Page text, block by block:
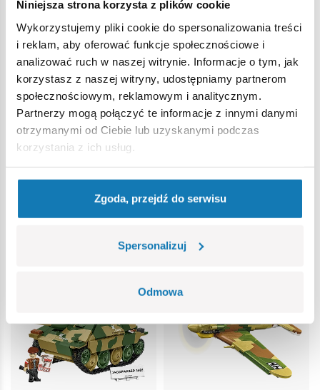
Niniejsza strona korzysta z plików cookie
Wykorzystujemy pliki cookie do spersonalizowania treści
i reklam, aby oferować funkcje społecznościowe i
analizować ruch w naszej witrynie. Informacje o tym, jak
korzystasz z naszej witryny, udostępniamy partnerom
społecznościowym, reklamowym i analitycznym.
Partnerzy mogą połączyć te informacje z innymi danymi
otrzymanymi od Ciebie lub uzyskanymi podczas
korzystania z ich usług.
Zgoda, przejdź do serwisu
Spersonalizuj
Odmowa
Kawasaki Ki-61 Hien
COBI-5872
Dodaj do koszyka
Messerschmitt Bf-109F
COBI-5873